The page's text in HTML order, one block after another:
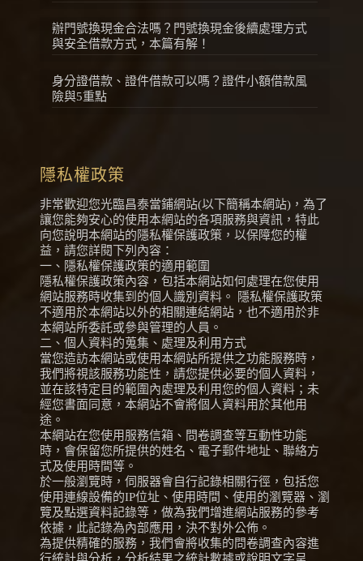
辦門號換現金合法嗎？門號換現金後續處理方式
與安全借款方式，本篇有解！
身分證借款、證件借款可以嗎？證件小額借款風
險與5重點
隱私權政策
非常歡迎您光臨昌泰當鋪網站(以下簡稱本網站)，為了
讓您能夠安心的使用本網站的各項服務與資訊，特此
向您說明本網站的隱私權保護政策，以保障您的權
益，請您詳閱下列內容：
一、隱私權保護政策的適用範圍
隱私權保護政策內容，包括本網站如何處理在您使用
網站服務時收集到的個人識別資料。 隱私權保護政策
不適用於本網站以外的相關連結網站，也不適用於非
本網站所委託或參與管理的人員。
二、個人資料的蒐集、處理及利用方式
當您造訪本網站或使用本網站所提供之功能服務時，
我們將視該服務功能性，請您提供必要的個人資料，
並在該特定目的範圍內處理及利用您的個人資料；未
經您書面同意，本網站不會將個人資料用於其他用
途。
本網站在您使用服務信箱、問卷調查等互動性功能
時，會保留您所提供的姓名、電子郵件地址、聯絡方
式及使用時間等。
於一般瀏覽時，伺服器會自行記錄相關行徑，包括您
使用連線設備的IP位址、使用時間、使用的瀏覽器、瀏
覽及點選資料記錄等，做為我們增進網站服務的參考
依據，此記錄為內部應用，決不對外公佈。
為提供精確的服務，我們會將收集的問卷調查內容進
行統計與分析，分析結果之統計數據或說明文字呈